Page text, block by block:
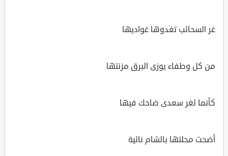
غر السحائب تغدوها غواديها
من كل وطفاء يوزى البرق مزنتها
كأنما ثغر سعدى ضاحك فيها
أضحت محلتها بالشام نائية